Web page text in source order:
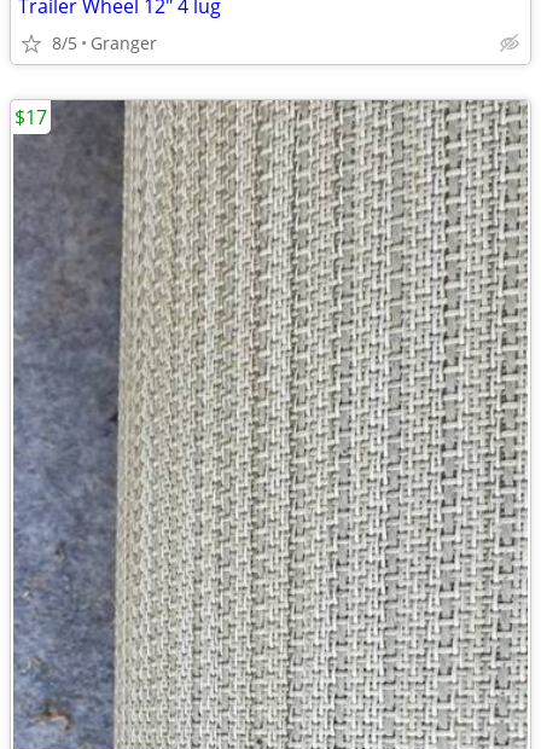
Trailer Wheel 12" 4 lug
8/5 Granger
$17